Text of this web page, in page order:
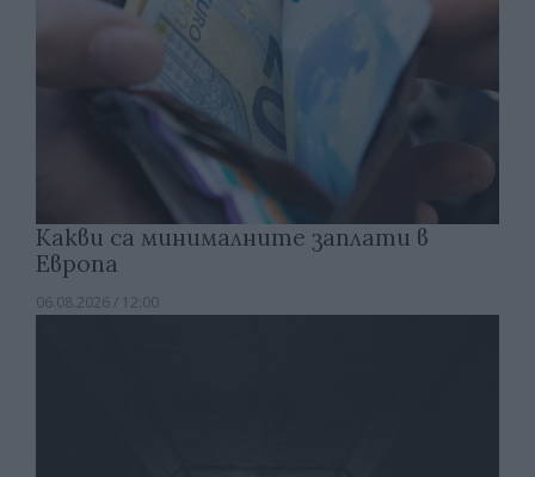
Какви са минималните заплати в
Европа
06.08.2026 / 12:00